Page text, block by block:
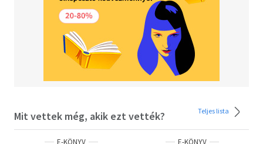
Mit vettek még, akik ezt vették? Teljes lista
E-KÖNYV E-KÖNYV